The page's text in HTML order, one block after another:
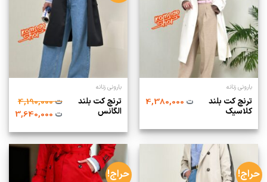
بارونی زنانه
ترنچ کت بلند
کلاسیک
ت4,380,000
بارونی زنانه
ترنچ کت بلند
الگانس
ت4,190,000
ت3,640,000
حراج! حراج!